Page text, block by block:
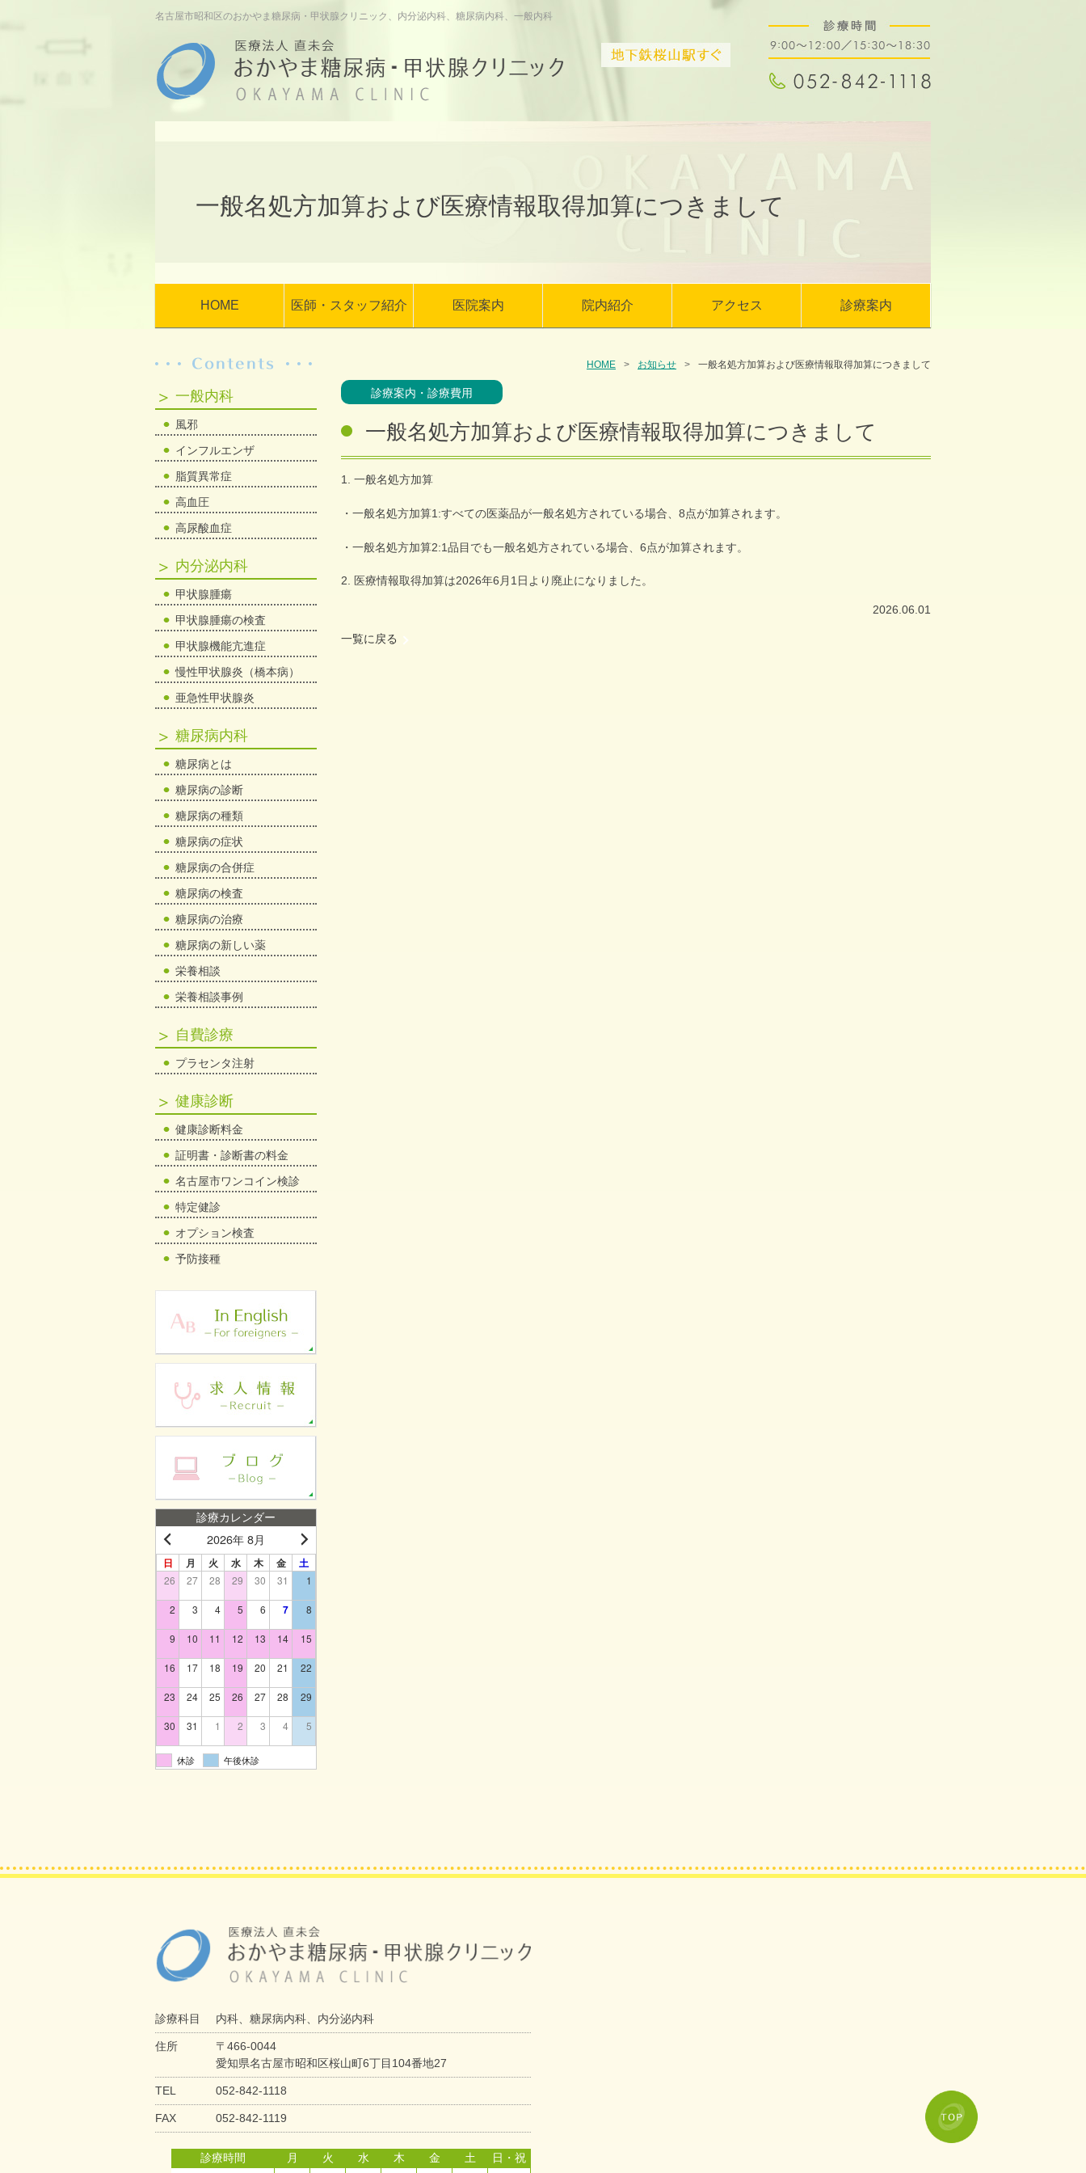
名古屋市昭和区のおかやま糖尿病・甲状腺クリニック、内分泌内科、糖尿病内科、一般内科
一般名処方加算および医療情報取得加算につきまして
HOME 医師・スタッフ紹介 医院案内 院内紹介 アクセス 診療案内
一般内科
風邪
インフルエンザ
脂質異常症
高血圧
高尿酸血症
内分泌内科
甲状腺腫瘍
甲状腺腫瘍の検査
甲状腺機能亢進症
慢性甲状腺炎（橋本病）
亜急性甲状腺炎
糖尿病内科
糖尿病とは
糖尿病の診断
糖尿病の種類
糖尿病の症状
糖尿病の合併症
糖尿病の検査
糖尿病の治療
糖尿病の新しい薬
栄養相談
栄養相談事例
自費診療
プラセンタ注射
健康診断
健康診断料金
証明書・診断書の料金
名古屋市ワンコイン検診
特定健診
オプション検査
予防接種
診療カレンダー
2026年 8月
日 月 火 水 木 金 土
26 27 28 29 30 31 1
2 3 4 5 6 7 8
9 10 11 12 13 14 15
16 17 18 19 20 21 22
23 24 25 26 27 28 29
30 31 1 2 3 4 5
休診 午後休診
HOME お知らせ 一般名処方加算および医療情報取得加算につきまして
診療案内・診療費用
一般名処方加算および医療情報取得加算につきまして
1. 一般名処方加算
・一般名処方加算1:すべての医薬品が一般名処方されている場合、8点が加算されます。
・一般名処方加算2:1品目でも一般名処方されている場合、6点が加算されます。
2. 医療情報取得加算は2026年6月1日より廃止になりました。
2026.06.01
一覧に戻る
診療科目 内科、糖尿病内科、内分泌内科
住所
〒466-0044
愛知県名古屋市昭和区桜山町6丁目104番地27
TEL 052-842-1118
FAX 052-842-1119
診療時間 月 火 水 木 金 土
日・祝